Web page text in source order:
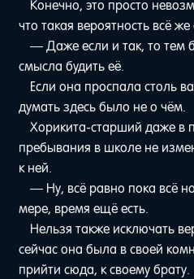
Конечно, это просто
что такая вероятность всё же
— Даже если и так, то тем
смысла будить её.
Если она проспала столь
думать здесь было не о чём.
Хорикита-старший даже в
пребывания в школе не
к ней.
— Ну, всё равно пока всё
мере, время ещё есть.
Нельзя также исключать
сейчас она была в своей
прийти сюда, к своему брату.